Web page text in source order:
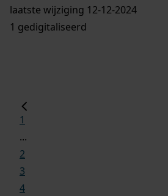
laatste wijziging 12-12-2024
1 gedigitaliseerd
1
...
2
3
4